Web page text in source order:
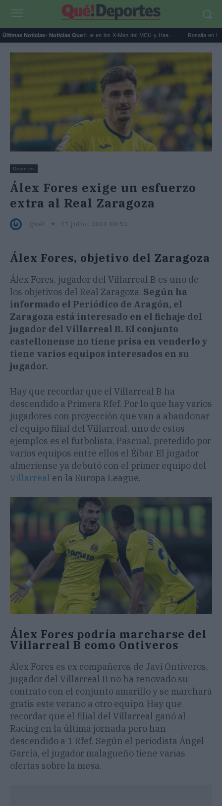
Últimas Noticias- Noticias Que!:
Kit Connor será Cíclope en los X-Men del MCU y Hea... Rosalía en Buenos
Deportes
Álex Fores exige un esfuerzo
extra al Real Zaragoza
Qué! 17 julio, 2024 10:52
Álex Fores, objetivo del Zaragoza
Álex Fores, jugador del Villarreal B es uno de
los objetivos del Real Zaragoza. Según ha
informado el Periódico de Aragón, el
Zaragoza está interesado en el fichaje del
jugador del Villarreal B. El conjunto
castellonense no tiene prisa en venderlo y
tiene varios equipos interesados en su
jugador.
Hay que recordar que el Villarreal B ha
descendido a Primera Rfef. Por lo que hay varios
jugadores con proyección que van a abandonar
el equipo filial del Villarreal, uno de estos
ejemplos es el futbolista, Pascual, pretedido por
varios equipos entre ellos el Éibar. El jugador
almeriense ya debutó con el primer equipo del
Villarreal en la Europa League.
Álex Fores podría marcharse del
Villarreal B como Ontiveros
Álex Fores es ex compañeros de Javi Ontiveros,
jugador del Villarreal B no ha renovado su
contrato con el conjunto amarillo y se marchará
gratis este verano a otro equipo. Hay que
recordar que el filial del Villarreal ganó al
Racing en la última jornada pero han
descendido a 1 Rfef. Según el periodista Ángel
García, el jugador malagueño tiene varias
ofertas sobre la mesa.